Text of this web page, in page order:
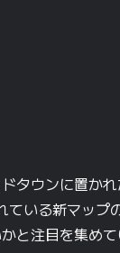
タウンに置か
ている新マップ
と注目を集めて